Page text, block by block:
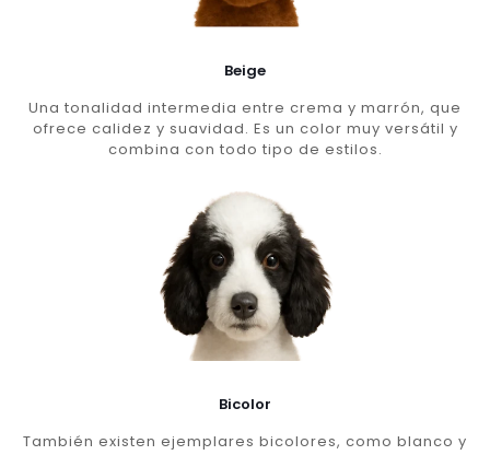
Beige
Una tonalidad intermedia entre crema y marrón, que
ofrece calidez y suavidad. Es un color muy versátil y
combina con todo tipo de estilos.
Bicolor
También existen ejemplares bicolores, como blanco y